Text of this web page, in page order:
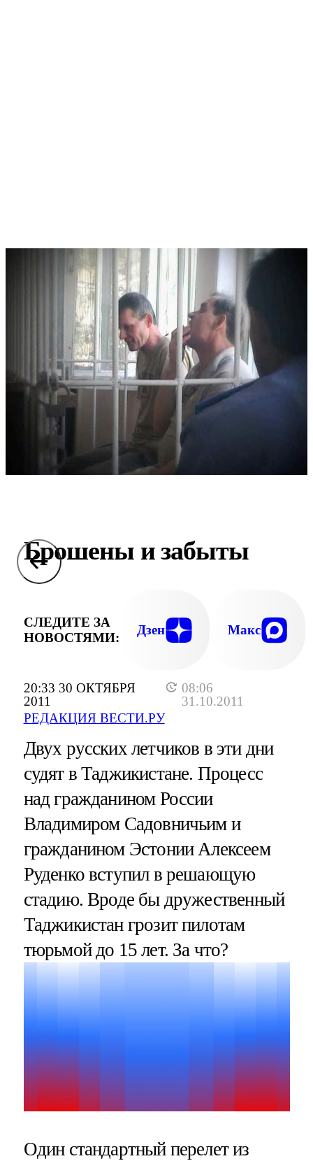
20:33 30 ОКТЯБРЯ
2011
08:06
31.10.2011
РЕДАКЦИЯ ВЕСТИ.РУ
Брошены и забыты
СЛЕДИТЕ ЗА
НОВОСТЯМИ:
Дзен Макс
Двух русских летчиков в эти дни
судят в Таджикистане. Процесс
над гражданином России
Владимиром Садовничьим и
гражданином Эстонии Алексеем
Руденко вступил в решающую
стадию. Вроде бы дружественный
Таджикистан грозит пилотам
тюрьмой до 15 лет. За что?
Один стандартный перелет из